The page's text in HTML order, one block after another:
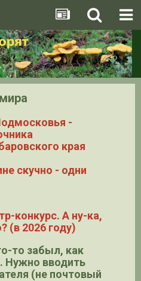
-
края
скучно - одни
конкурс. А ну-ка,
(в 2026 году)
то забыл, как
Нужно вводить
(не почтовый